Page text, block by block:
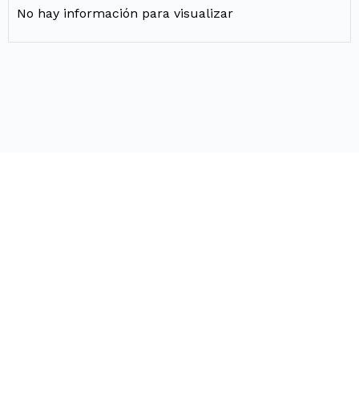
No hay información para visualizar